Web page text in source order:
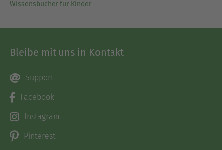
Wissensbücher für Kinder
Bleibe mit uns in Kontakt
Support
Facebook
Instagram
Pinterest